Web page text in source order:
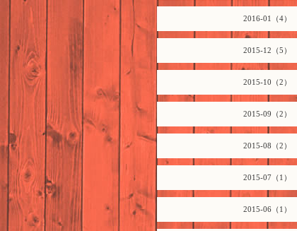
2016-01（4）
2015-12（5）
2015-10（2）
2015-09（2）
2015-08（2）
2015-07（1）
2015-06（1）